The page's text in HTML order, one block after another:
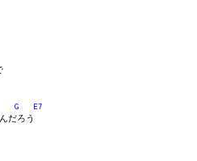
G
E7
だろう